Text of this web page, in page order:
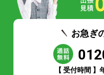
お急ぎ
【 受付時間